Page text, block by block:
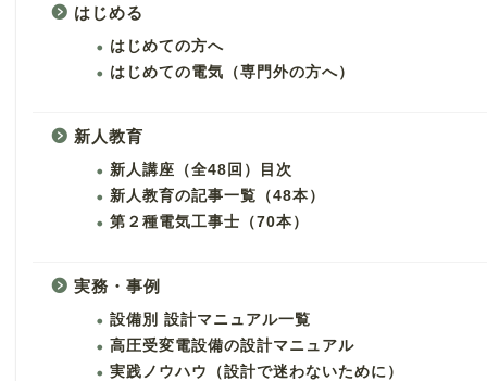
はじめる
はじめての方へ
はじめての電気（専門外の方へ）
新人教育
新人講座（全48回）目次
新人教育の記事一覧（48本）
第２種電気工事士（70本）
実務・事例
設備別 設計マニュアル一覧
高圧受変電設備の設計マニュアル
実践ノウハウ（設計で迷わないために）